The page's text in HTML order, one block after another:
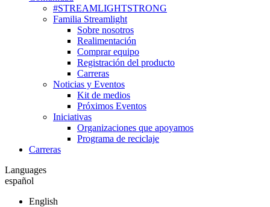
#STREAMLIGHTSTRONG
Familia Streamlight
Sobre nosotros
Realimentación
Comprar equipo
Registración del producto
Carreras
Noticias y Eventos
Kit de medios
Próximos Eventos
Iniciativas
Organizaciones que apoyamos
Programa de reciclaje
Carreras
Languages
español
English